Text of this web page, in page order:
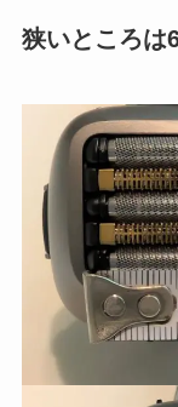
狭いところは